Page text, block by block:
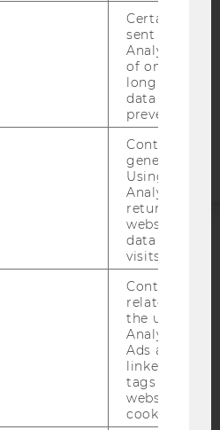
UND STUDIERENDE
Certain data
sent to
Analytics a
of once per
long as it is
data
prevented.
Contains a
generated
Using this
Analytics can
returning
website and
data from
visits.
Contains
related
the user. If
Analytics and
Ads accounts
linked, the
tags on the
website read
cookie.